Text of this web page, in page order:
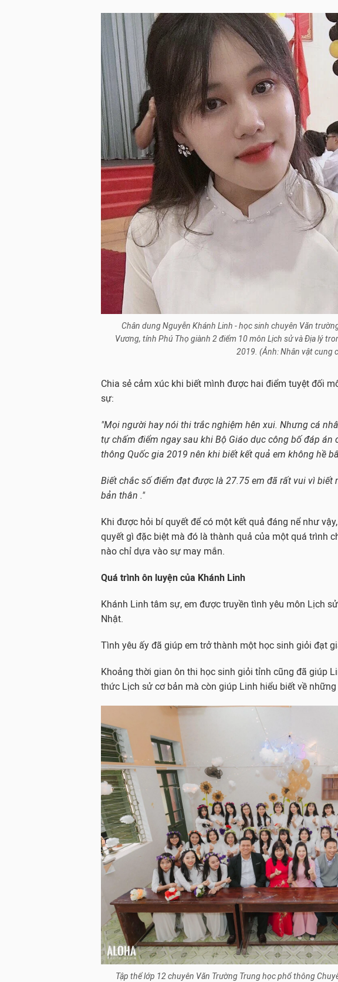
Chân dung Nguyễn Khánh Linh - học sinh chuyên Văn
Vương, tính Phú Thọ giành 2 điểm 10 môn Lịch sử và Địa lý
2019. (Ảnh: Nhân vật cung
Chia sẻ cảm xúc khi biết mình được hai điểm tuyệt đối
sự:
"Mọi người hay nói thi trắc nghiệm hên xui. Nhưng cá
tự chấm điểm ngay sau khi Bộ Giáo dục công bố đáp án
thông Quốc gia 2019 nên khi biết kết quả em không hề
Biết chắc số điểm đạt được là 27.75 em đã rất vui vì
bản thân ."
Khi được hỏi bí quyết để có một kết quả đáng nể như
quyết gì đặc biệt mà đó là thành quả của một quá trình
nào chỉ dựa vào sự may mắn.
Quá trình ôn luyện của Khánh Linh
Khánh Linh tâm sự, em được truyền tình yêu môn Lịch
Nhật.
Tình yêu ấy đã giúp em trở thành một học sinh giỏi đạt
Khoảng thời gian ôn thi học sinh giỏi tỉnh cũng đã giúp
thức Lịch sử cơ bản mà còn giúp Linh hiểu biết về
Tập thể lớp 12 chuyên Văn Trường Trung học phổ thông